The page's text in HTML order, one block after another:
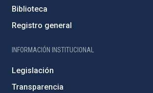
Biblioteca
Registro general
INFORMACIÓN INSTITUCIONAL
Legislación
Transparencia